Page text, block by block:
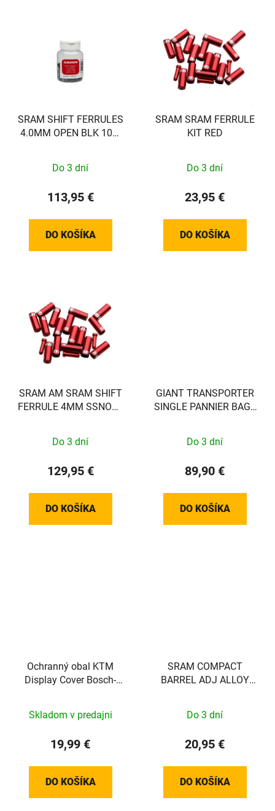
SRAM SHIFT FERRULES
4.0MM OPEN BLK 100-
Do 3 dní
113,95 €
DO KOŠÍKA
SRAM SRAM FERRULE
KIT RED
Do 3 dní
23,95 €
DO KOŠÍKA
SRAM AM SRAM SHIFT
FERRULE 4MM SSNOSE
Do 3 dní
129,95 €
DO KOŠÍKA
GIANT TRANSPORTER
SINGLE PANNIER BAG -
440000037
Do 3 dní
89,90 €
DO KOŠÍKA
Ochranný obal KTM
Display Cover Bosch-
Skladom v predajni
19,99 €
DO KOŠÍKA
SRAM COMPACT
BARREL ADJ ALLOY
Do 3 dní
20,95 €
DO KOŠÍKA